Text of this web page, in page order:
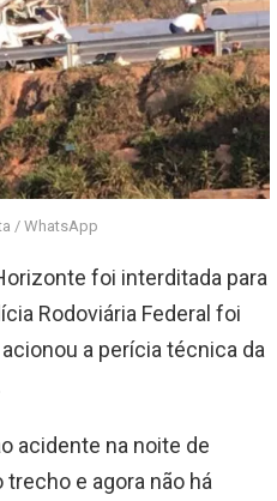
/ WhatsApp
foi interditada para
Rodoviária Federal foi
a perícia técnica da
acidente na noite de
e agora não há